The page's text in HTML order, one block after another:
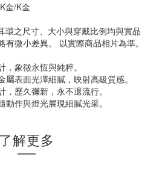
金/K金
環之尺寸、大小與穿戴比例均與實品
有微小差異。 以實際商品相片為準。
象徵永恆與純粹。
表面光澤細膩，映射高級質感。
歷久彌新，永不退流行。
作與燈光展現細膩光采。
了解更多